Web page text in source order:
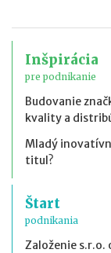
Inšpirácia
pre podnikanie
Budovanie
kvality a
Mladý
titul?
Štart
podnikania
Založenie s.r.o.